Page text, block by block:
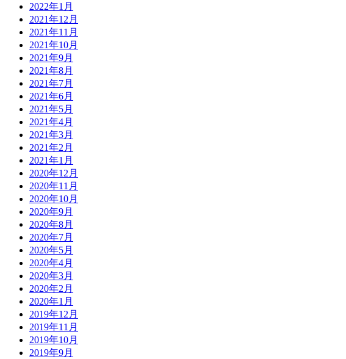
2022年1月
2021年12月
2021年11月
2021年10月
2021年9月
2021年8月
2021年7月
2021年6月
2021年5月
2021年4月
2021年3月
2021年2月
2021年1月
2020年12月
2020年11月
2020年10月
2020年9月
2020年8月
2020年7月
2020年5月
2020年4月
2020年3月
2020年2月
2020年1月
2019年12月
2019年11月
2019年10月
2019年9月